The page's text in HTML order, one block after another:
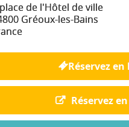
de l'Hôtel de ville
Gréoux-les-Bains
Réservez en
Réservez